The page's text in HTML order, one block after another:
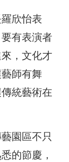
欣怡表
有表演者
，文化才
師有舞
統藝術在
園區不只
的節慶，